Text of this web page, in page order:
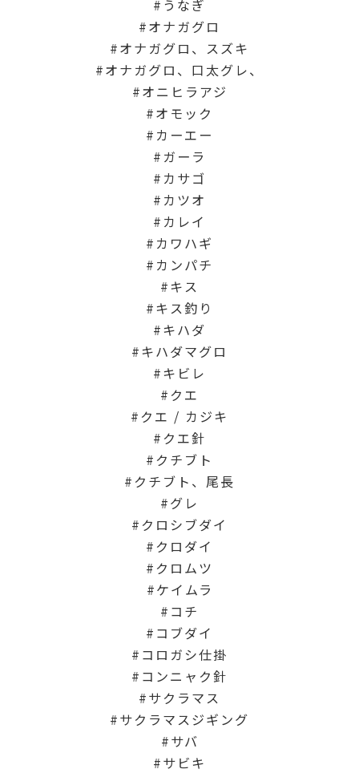
うなぎ
オナガグロ
オナガグロ、スズキ
オナガグロ、口太グレ、
オニヒラアジ
オモック
カーエー
ガーラ
カサゴ
カツオ
カレイ
カワハギ
カンパチ
キス
キス釣り
キハダ
キハダマグロ
キビレ
クエ
クエ / カジキ
クエ針
クチブト
クチブト、尾長
グレ
クロシブダイ
クロダイ
クロムツ
ケイムラ
コチ
コブダイ
コロガシ仕掛
コンニャク針
サクラマス
サクラマスジギング
サバ
サビキ